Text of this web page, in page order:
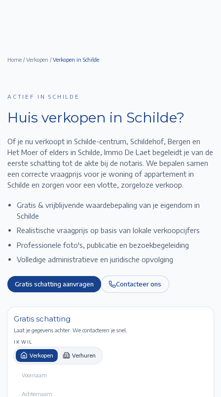
Home / Verkopen /Verkopen in Schilde
ACTIEF IN SCHILDE
Huis verkopen in Schilde?
Of je nu verkoopt in Schilde-centrum, Schildehof, Bergen en
Het Moer of elders in Schilde, Immo De Laet begeleidt je van de
eerste schatting tot de akte bij de notaris. We bepalen samen
een correcte vraagprijs voor je woning of appartement in
Schilde en zorgen voor een vlotte, zorgeloze verkoop.
Gratis & vrijblijvende waardebepaling van je eigendom in
Schilde
Realistische vraagprijs op basis van lokale verkoopcijfers
Professionele foto's, publicatie en bezoekbegeleiding
Volledige administratieve en juridische opvolging
Gratis schatting aanvragen Contacteer ons
Gratis schatting
Laat je gegevens achter. We contacteren je snel.
IK WIL
Verkopen Verhuren